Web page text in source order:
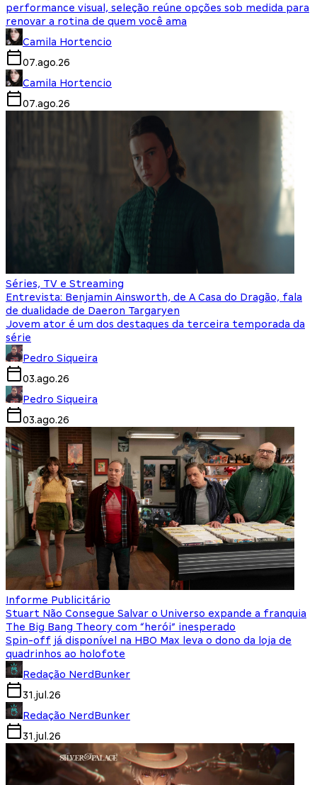
performance visual, seleção reúne opções sob medida para
renovar a rotina de quem você ama
Camila Hortencio
07.ago.26
Camila Hortencio
07.ago.26
Séries, TV e Streaming
Entrevista: Benjamin Ainsworth, de A Casa do Dragão, fala
de dualidade de Daeron Targaryen
Jovem ator é um dos destaques da terceira temporada da
série
Pedro Siqueira
03.ago.26
Pedro Siqueira
03.ago.26
Informe Publicitário
Stuart Não Consegue Salvar o Universo expande a franquia
The Big Bang Theory com “herói” inesperado
Spin-off já disponível na HBO Max leva o dono da loja de
quadrinhos ao holofote
Redação NerdBunker
31.jul.26
Redação NerdBunker
31.jul.26